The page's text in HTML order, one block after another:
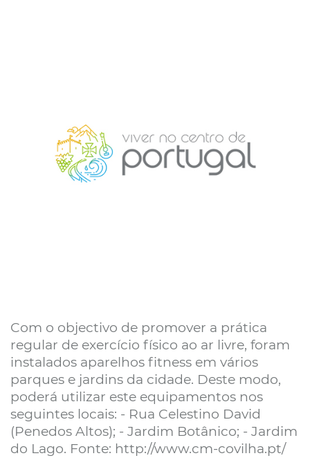
Com o objectivo de promover a prática
regular de exercício físico ao ar livre, foram
instalados aparelhos fitness em vários
parques e jardins da cidade. Deste modo,
poderá utilizar este equipamentos nos
seguintes locais: - Rua Celestino David
(Penedos Altos); - Jardim Botânico; - Jardim
do Lago. Fonte: http://www.cm-covilha.pt/